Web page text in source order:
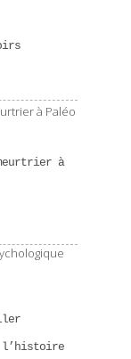
à
l’histoire